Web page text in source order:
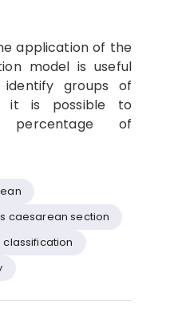
application of the
model is useful
groups of
it is possible to
percentage of
caesarean section
classification